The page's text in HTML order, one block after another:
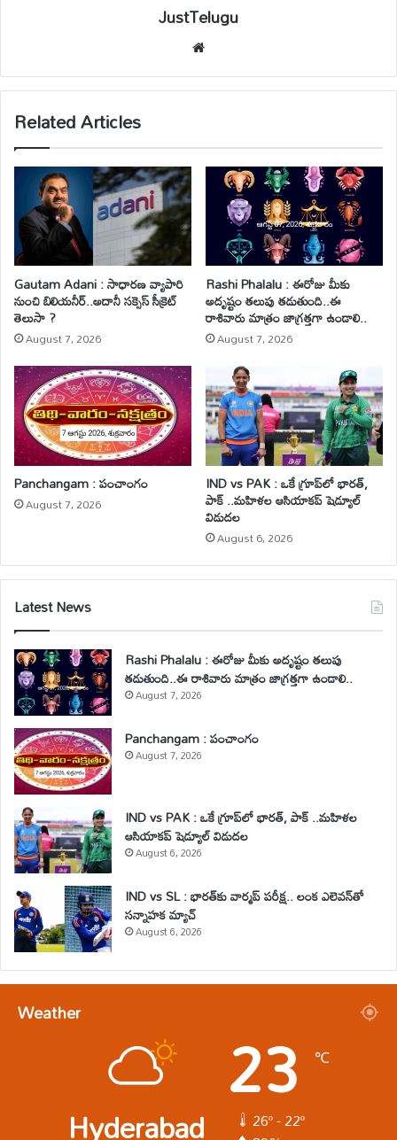
JustTelugu
bsi
te
Related Articles
Gautam Adani : సాధారణ వ్యాపారి
నుంచి బిలియనీర్..అదానీ సక్సెస్ సీక్రెట్
తెలుసా ?
August 7, 2026
Rashi Phalalu : ఈరోజు మీకు
అదృష్టం తలుపు తడుతుంది..ఈ
రాశివారు మాత్రం జాగ్రత్తగా ఉండాలి..
August 7, 2026
Panchangam : పంచాంగం
August 7, 2026
IND vs PAK : ఒకే గ్రూప్‌లో భారత్,
పాక్ ..మహిళల ఆసియాకప్ షెడ్యూల్
విడుదల
August 6, 2026
Latest News
Rashi Phalalu : ఈరోజు మీకు అదృష్టం తలుపు
తడుతుంది..ఈ రాశివారు మాత్రం జాగ్రత్తగా ఉండాలి..
August 7, 2026
Panchangam : పంచాంగం
August 7, 2026
IND vs PAK : ఒకే గ్రూప్‌లో భారత్, పాక్ ..మహిళల
ఆసియాకప్ షెడ్యూల్ విడుదల
August 6, 2026
IND vs SL : భారత్‌కు వార్మప్ పరీక్ష.. లంక ఎలెవన్‌తో
సన్నాహక మ్యాచ్
August 6, 2026
Weather
Hyderabad 23 ℃
26º - 22º